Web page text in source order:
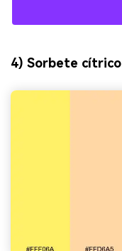
4) Sorbete cítrico